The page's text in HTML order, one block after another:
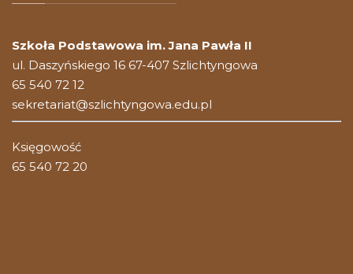
Szkoła Podstawowa im. Jana Pawła II
ul. Daszyńskiego 16 67-407 Szlichtyngowa
65 540 72 12
sekretariat@szlichtyngowa.edu.pl
Księgowość
65 540 72 20